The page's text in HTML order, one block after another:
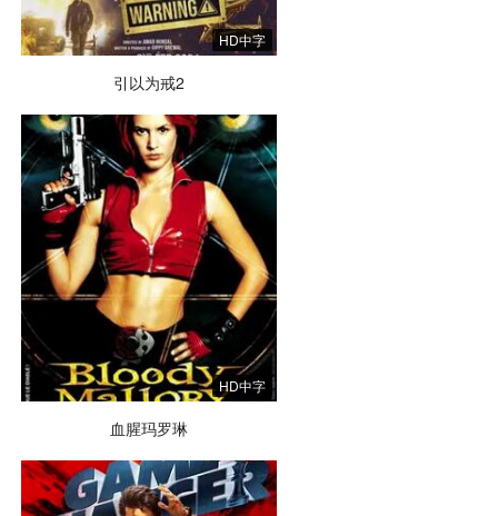
HD中字
引以为戒2
HD中字
血腥玛罗琳